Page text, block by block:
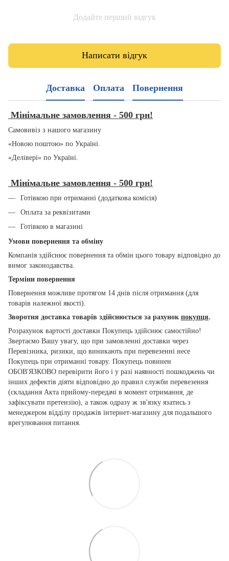
Додайте перший відгук
Написати відгук
Доставка Оплата Повернення
Мінімальне замовлення - 500 грн!
Самовивіз з нашого магазину
«Новою поштою» по Україні.
«Делівері» по Україні.
Мінімальне замовлення - 500 грн!
Готівкою при отриманні (додаткова комісія)
Оплата за реквізитами
Готівкою в магазині
Умови повернення та обміну
Компанія здійснює повернення та обмін цього товару відповідно до
вимог законодавства.
Терміни повернення
Повернення можливе протягом 14 днів після отримання (для
товарів належної якості).
Зворотня доставка товарів здійснюється за рахунок покупця.
Розрахунок вартості доставки Покупець здійснює самостійно!
Звертаємо Вашу увагу, що при замовленні доставки через
Перевізника, ризики, що виникають при перевезенні несе
Покупець при отриманні товару. Покупець повинен
ОБОВ'ЯЗКОВО перевірити його і у разі наявності пошкоджень чи
інших дефектів діяти відповідно до правил служби перевезення
(складання Акта прийому-передачі в момент отримання, де
зафіксувати претензію), а також одразу ж зв'язку язатись з
менеджером відділу продажів інтернет-магазину для подальшого
врегулювання питання.